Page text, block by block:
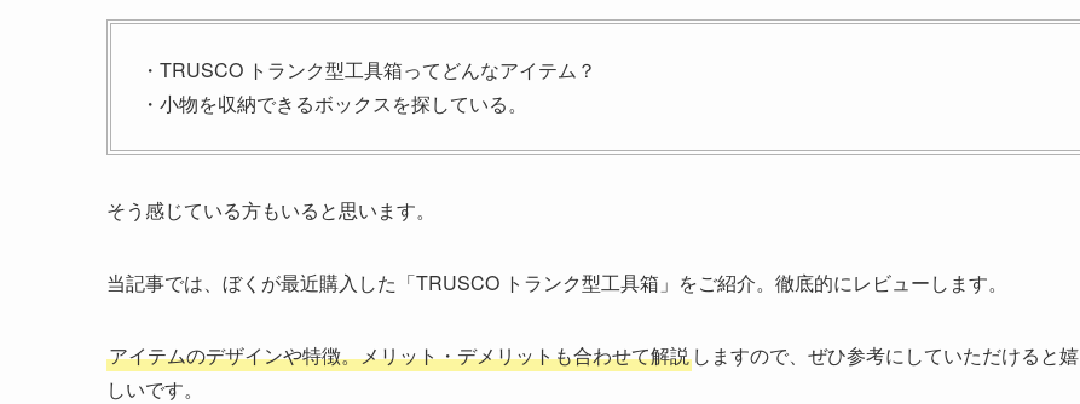
・TRUSCO トランク型工具箱ってどんなアイテム？
・小物を収納できるボックスを探している。
そう感じている方もいると思います。
当記事では、ぼくが最近購入した「TRUSCO トランク型工具箱」をご紹介。徹底的にレビューします。
アイテムのデザインや特徴。メリット・デメリットも合わせて解説 しますので、ぜひ参考にしていただけると嬉
しいです。